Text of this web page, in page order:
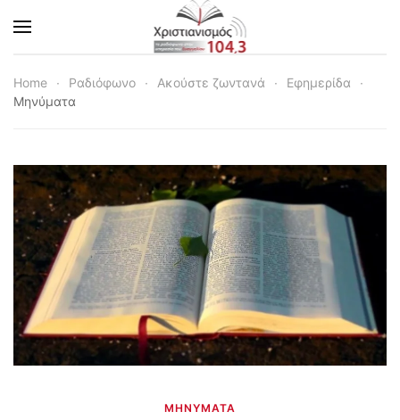
Skip to main content
Home Ραδιόφωνο Ακούστε ζωντανά
Εφημερίδα
Μηνύματα
ΜΗΝΎΜΑΤΑ